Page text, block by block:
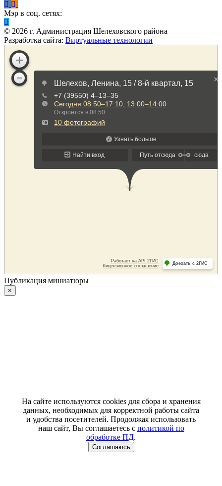
Мэр в соц. сетях:
© 2026 г. Администрация Шелеховского района
Разработка сайта: Виртуальные технологии
Публикация миниатюры
×
На сайте используются cookies для сбора и хранения
данных, необходимых для корректной работы сайта
и удобства посетителей. Продолжая использовать
наш сайт, Вы соглашаетесь с политикой по
обработке ПД.
Соглашаюсь